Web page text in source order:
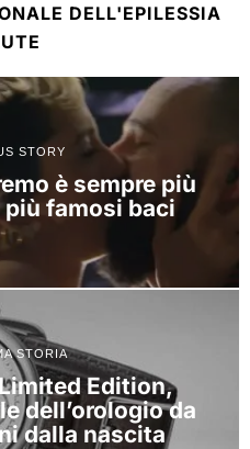
DELL'EPILESSIA
STORY
è sempre più
famosi baci
STORIA
Edition,
dell’orologio da
dalla nascita